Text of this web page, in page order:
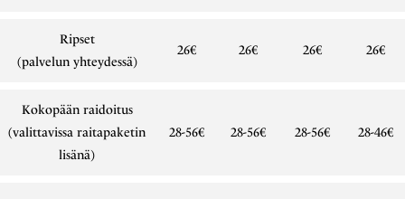
Ripset
(palvelun yhteydessä)
26€ 26€ 26€ 26€
Kokopään raidoitus
(valittavissa raitapaketin
lisänä)
28-56€ 28-56€ 28-56€ 28-46€